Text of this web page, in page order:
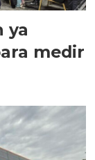
ya
medir